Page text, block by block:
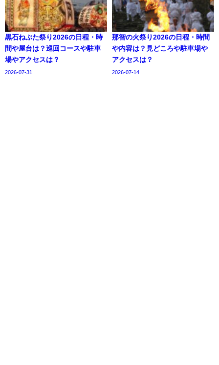
黒石ねぷた祭り2026の日程・時
間や屋台は？巡回コースや駐車
場やアクセスは？
2026-07-31
那智の火祭り2026の日程・時間
や内容は？見どころや駐車場や
アクセスは？
2026-07-14